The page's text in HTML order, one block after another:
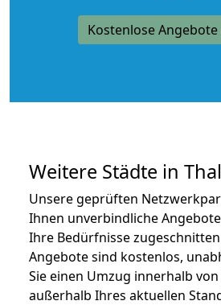
Kostenlose
Weitere Städte in
Unsere geprüften
Ihnen unverbindliche
Ihre Bedürfnisse
Angebote sind kostenlos,
Sie einen Umzug innerhalb
außerhalb Ihres aktuellen